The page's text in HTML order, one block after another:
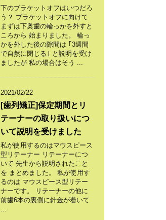
下のブラケットオフはいつだろ
う？ ブラケットオフに向けて
まずは下奥歯の輪っかを外すと
ころから 始まりました。 輪っ
かを外した後の隙間は ｢3週間
で自然に閉じる｣ と説明を受け
ましたが 私の場合はそう ...
2021/02/22
[歯列矯正]保定期間とリ
テーナーの取り扱いにつ
いて説明を受けました
私が使用するのはマウスピース
型リテーナー リテーナーにつ
いて 先生から説明されたこと
を まとめました。 私が使用す
るのは マウスピース型リテー
ナーです。 リテーナーの他に
前歯6本の裏側に針金が着いて
...